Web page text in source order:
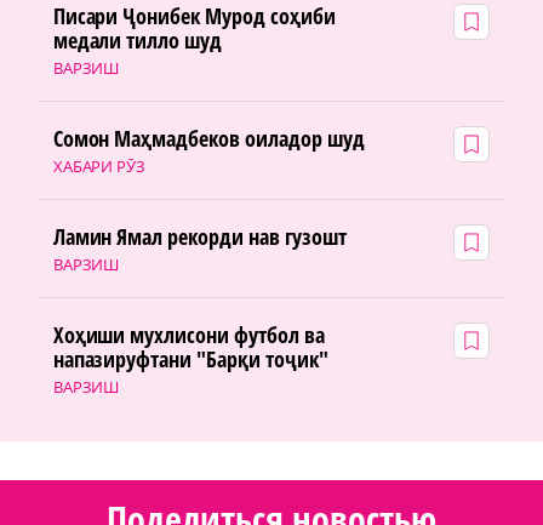
ВАРЗИШ
Писари Ҷонибек Мурод соҳиби
медали тилло шуд
ХАБАРИ РӮЗ
Сомон Маҳмадбеков оиладор шуд
ВАРЗИШ
Ламин Ямал рекорди нав гузошт
ВАРЗИШ
Хоҳиши мухлисони футбол ва
напазируфтани "Барқи тоҷик"